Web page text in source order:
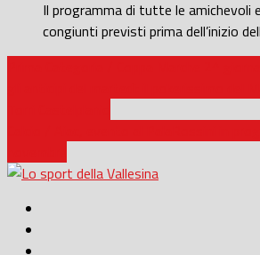
Il programma di tutte le amichevoli
congiunti previsti prima dell’inizio